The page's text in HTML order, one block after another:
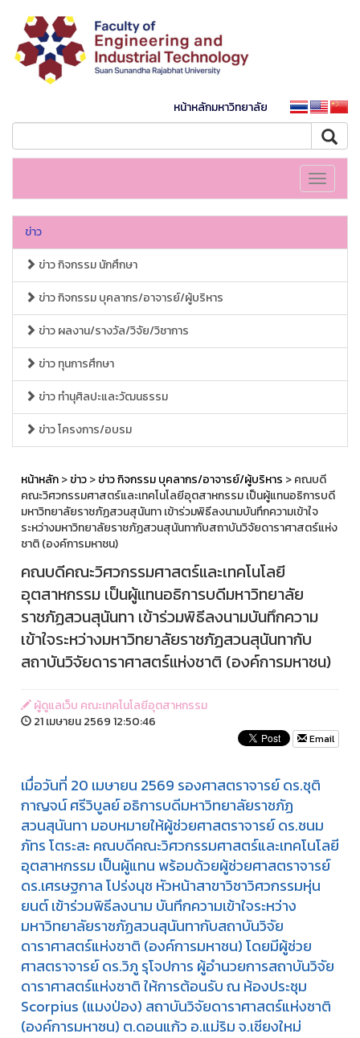
หน้าหลักมหาวิทยาลัย
Toggle
ข่าว
ข่าว กิจกรรม นักศึกษา
ข่าว กิจกรรม บุคลากร/อาจารย์/ผู้บริหาร
ข่าว ผลงาน/รางวัล/วิจัย/วิชาการ
ข่าว ทุนการศึกษา
ข่าว ทำนุศิลปะและวัฒนธรรม
ข่าว โครงการ/อบรม
หน้าหลัก>ข่าว>ข่าว กิจกรรม บุคลากร/อาจารย์/ผู้บริหาร > คณบดี
คณะวิศวกรรมศาสตร์และเทคโนโลยีอุตสาหกรรม เป็นผู้แทนอธิการบดี
มหาวิทยาลัยราชภัฏสวนสุนันทา เข้าร่วมพิธีลงนามบันทึกความเข้าใจ
ระหว่างมหาวิทยาลัยราชภัฏสวนสุนันทากับสถาบันวิจัยดาราศาสตร์แห่ง
ชาติ (องค์การมหาชน)
คณบดีคณะวิศวกรรมศาสตร์และเทคโนโลยี
อุตสาหกรรม เป็นผู้แทนอธิการบดีมหาวิทยาลัย
ราชภัฏสวนสุนันทา เข้าร่วมพิธีลงนามบันทึกความ
เข้าใจระหว่างมหาวิทยาลัยราชภัฏสวนสุนันทากับ
สถาบันวิจัยดาราศาสตร์แห่งชาติ (องค์การมหาชน)
ผู้ดูแลเว็บ คณะเทคโนโลยีอุตสาหกรรม
21 เมษายน 2569 12:50:46
Email
เมื่อวันที่ 20 เมษายน 2569 รองศาสตราจารย์ ดร.ชุติ
กาญจน์ ศรีวิบูลย์ อธิการบดีมหาวิทยาลัยราชภัฏ
สวนสุนันทา มอบหมายให้ผู้ช่วยศาสตราจารย์ ดร.ชนม
ภัทร โตระสะ คณบดีคณะวิศวกรรมศาสตร์และเทคโนโลยี
อุตสาหกรรม เป็นผู้แทน พร้อมด้วยผู้ช่วยศาสตราจารย์
ดร.เศรษฐกาล โปร่งนุช หัวหน้าสาขาวิชาวิศวกรรมหุ่น
ยนต์ เข้าร่วมพิธีลงนาม บันทึกความเข้าใจระหว่าง
มหาวิทยาลัยราชภัฏสวนสุนันทากับสถาบันวิจัย
ดาราศาสตร์แห่งชาติ (องค์การมหาชน) โดยมีผู้ช่วย
ศาสตราจารย์ ดร.วิภู รุโจปการ ผู้อำนวยการสถาบันวิจัย
ดาราศาสตร์แห่งชาติ ให้การต้อนรับ ณ ห้องประชุม
Scorpius (แมงป่อง) สถาบันวิจัยดาราศาสตร์แห่งชาติ
(องค์การมหาชน) ต.ดอนแก้ว อ.แม่ริม จ.เชียงใหม่